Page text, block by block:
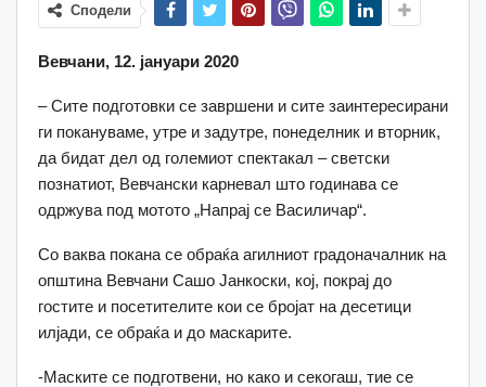
Сподели
Вевчани, 12. јануари 2020
– Сите подготовки се завршени и сите заинтересирани
ги покануваме, утре и задутре, понеделник и вторник,
да бидат дел од големиот спектакал – светски
познатиот, Вевчански карневал што годинава се
одржува под мотото „Напрај се Василичар“.
Со ваква покана се обраќа агилниот градоначалник на
општина Вевчани Сашо Јанкоски, кој, покрај до
гостите и посетителите кои се бројат на десетици
илјади, се обраќа и до маскарите.
-Маските се подготвени, но како и секогаш, тие се